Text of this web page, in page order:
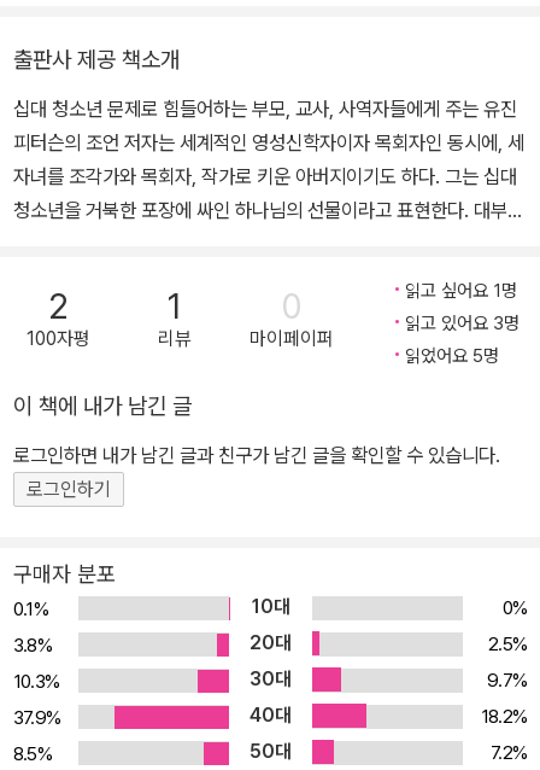
『물총새에 불이 붙듯』『일상, 부활을 살다』『사복음서 설교』『요한계시
스도』(복 있는 사람), 『한 길 가는 순례자』『주와 함께 달려가리이다』
『다윗: 현실에 뿌리박은 영성』『유진 피터슨의 영성 시리즈』(IVP),
『유진 피터슨 목회 멘토링 시리즈』(포이에마) 등이 있다.
저, 이상 IVP), 『종교와 페미니즘, 서로를 알아 가다』 『교회 언니의
페미니즘 수업』 『교회 언니, 여성을 말하다』(이상 비아토르), 『사랑하
며 춤추라』(공저, 신앙과 지성사)가 있다. 옮긴 책으로 『현실, 하나님
의 세계』를 제1권으로 하는 유진 피터슨의 영성 시리즈, 『동성애에 대
한 두 가지 견해』 『사랑하는 친구에게』 『눈뜬 자들의 영성』 『인간의
는사람) 등이 있다. 『너를 사랑하기 때문에』와 『토비아스의 우물』(이
상 홍성사)로 제19회 기독교출판문화상 어린이 부문 번역상을 수상
한 바 있다.
출판사 제공 책소개
십대 청소년 문제로 힘들어하는 부모, 교사, 사역자들에게 주는 유진
피터슨의 조언 저자는 세계적인 영성신학자이자 목회자인 동시에, 세
자녀를 조각가와 목회자, 작가로 키운 아버지이기도 하다. 그는 십대
청소년을 거북한 포장에 싸인 하나님의 선물이라고 표현한다. 대부분
으로 접근한다. 그러나 유진 피터슨은 인생의 중년에 접어들면서 생
기를 잃고 진부해져 가는 부모 세대가 청소년 세대와 함께 성장을 공
유하고 나눔으로써 함께 성장하는 기쁨을 누려야 한다고 말한다. ‘십
자의 영성 깊은 통찰력과 문체에 매료될 것이다. 게다가 ‘부모 모임’을
만들고 운영하는 안내가 책 말미에 부록으로 소개되어 있어 좋은 지
침이 될 것이다. ‘십대 청소년’은 부모 세대에게는 일종의 ‘카나리아
새’와 같다. 카나리아는 현대 기술이 생겨나기 전, 광부들이 탄광에 들
가스가 새어나오거나 공기가 악화될 때, 그 상황을 가장 먼저 감지하
는 것이 새장 안의 카나리아였다. 카나리아의 연약한 생리기능이 인
간에 비해 훨씬 신속히 무너졌던 것이다. 그 카나리아 역할을 하는 것
이 곧 청소년들인 셈이다. 최근 ‘학교 붕괴’니 ‘왕따 증후군’이니 하는
사회 문제는 곧바로 그들 ‘십대 청소년’과 직결되어 있다. TV나 신문
등 매체는 ‘십대들의 반란’ 또는 ‘집을 나온 아이들’ 따위의 제목으로
2
100자평
1
리뷰
0
마이페이퍼
읽고 싶어요 1명
읽고 있어요 3명
읽었어요 5명
이 책에 내가 남긴 글
로그인하면 내가 남긴 글과 친구가 남긴 글을 확인할 수 있습니다.
로그인하기
구매자 분포
0.1% 10대
0%
3.8%
20대
2.5%
10.3%
30대
9.7%
37.9%
40대
18.2%
8.5%
50대
7.2%